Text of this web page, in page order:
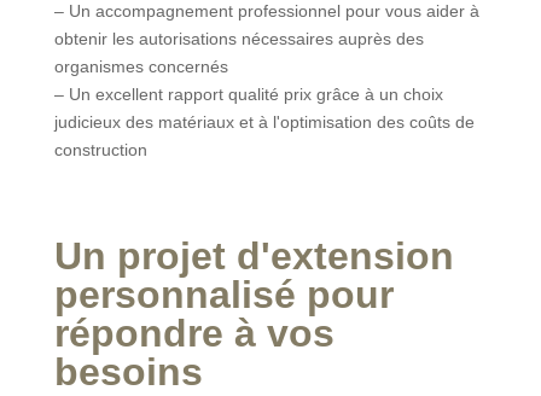
– Un accompagnement professionnel pour vous aider à
obtenir les autorisations nécessaires auprès des
organismes concernés
– Un excellent rapport qualité prix grâce à un choix
judicieux des matériaux et à l'optimisation des coûts de
construction
Un projet d'extension
personnalisé pour
répondre à vos
besoins